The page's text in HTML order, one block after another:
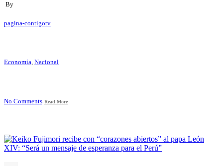
By
pagina-contigotv
Economía Nacional
No Comments Read More